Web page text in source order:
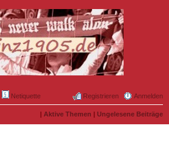
Netiquette Anmelden
Registrieren
| Aktive Themen | Ungelesene Beiträge